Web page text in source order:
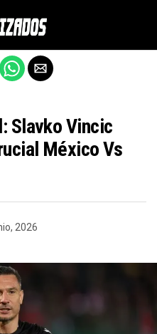
Slavko Vincic
México Vs
2026
móvil